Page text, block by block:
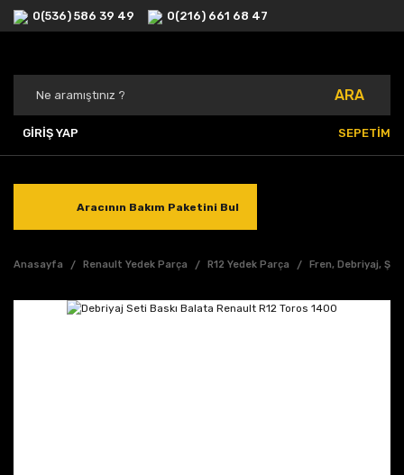
0(536) 586 39 49 0(216) 661 68 47
ARA
GİRİŞ YAP SEPETİM
Aracının Bakım Paketini Bul
Anasayfa Renault Yedek Parça R12 Yedek Parça Fren, Debriyaj,